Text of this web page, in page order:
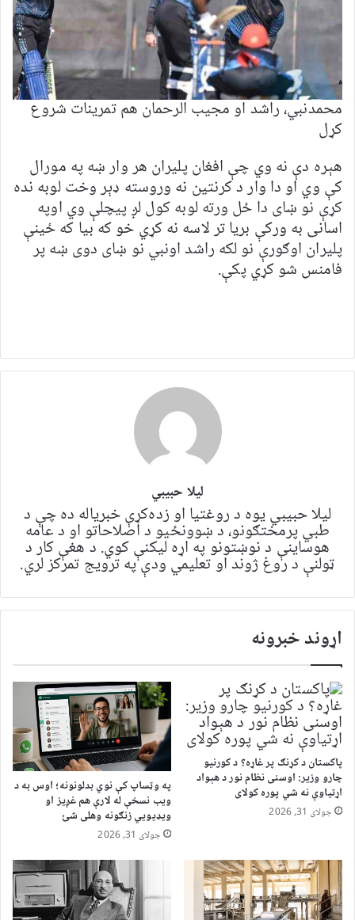
محمدنبي، راشد او مجيب الرحمان هم تمرينات شروع
کړل
هېره دې نه وي چې افغان پلیران هر وار ښه په مورال
کې وي او دا وار د کرنتین نه وروسته ډېر وخت لوبه نده
کړې نو ښای دا ځل ورته لوبه کول لږ پيچلې وي اوپه
اسانی به ورکې بریا تر لاسه نه کړي خو که بیا که ځینې
پلیران اوګورې نو لکه راشد اونبي نو ښای دوی ښه پر
فامنس شو کړي پکې.
لیلا حبيبي
لیلا حبيبي یوه د روغتيا او زده‌کړې خبریاله ده چې د
طبي پرمختګونو، د ښوونځیو د اصلاحاتو او د عامه
هوساینې د نوښتونو په اړه لیکنې کوي. د هغې کار د
ټولنې د روغ ژوند او تعلیمي ودې په ترویج تمرکز لري.
اړوند خبرونه
پاکستان د کړنګ پر غاړه؟ د کورنیو
چارو وزیر: اوسنی نظام نور د هېواد
اړتیاوې نه شي پوره کولای
جولای 31, 2026
په وټساپ کې نوي بدلونونه؛ اوس به د
ویب نسخې له لارې هم غږیز او
ویډیويي زنګونه وهلی شئ
جولای 31, 2026